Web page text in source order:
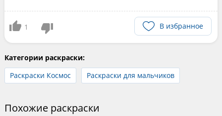
1 В избранное
Категории раскраски:
Раскраски Космос
Раскраски для мальчиков
Похожие раскраски